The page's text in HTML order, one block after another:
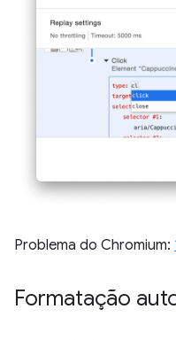
Problema do Chromium:
Formatação